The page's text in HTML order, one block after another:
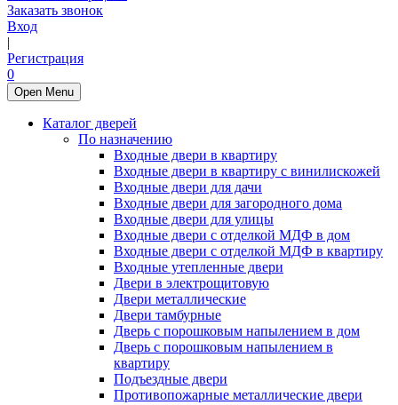
Заказать звонок
Вход
|
Регистрация
0
Open Menu
Каталог дверей
По назначению
Входные двери в квартиру
Входные двери в квартиру с винилискожей
Входные двери для дачи
Входные двери для загородного дома
Входные двери для улицы
Входные двери с отделкой МДФ в дом
Входные двери с отделкой МДФ в квартиру
Входные утепленные двери
Двери в электрощитовую
Двери металлические
Двери тамбурные
Дверь с порошковым напылением в дом
Дверь с порошковым напылением в
квартиру
Подъездные двери
Противопожарные металлические двери